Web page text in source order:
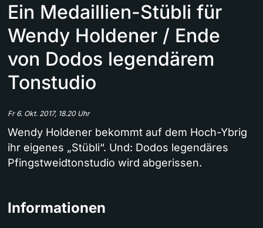
Ein Medaillien-Stübli für
Wendy Holdener / Ende
von Dodos legendärem
Tonstudio
Fr 6. Okt. 2017, 18.20 Uhr
Wendy Holdener bekommt auf dem Hoch-Ybrig
ihr eigenes „Stübli“. Und: Dodos legendäres
Pfingstweidtonstudio wird abgerissen.
Informationen